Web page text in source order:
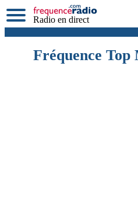
Radio en direct
Fréquence Top